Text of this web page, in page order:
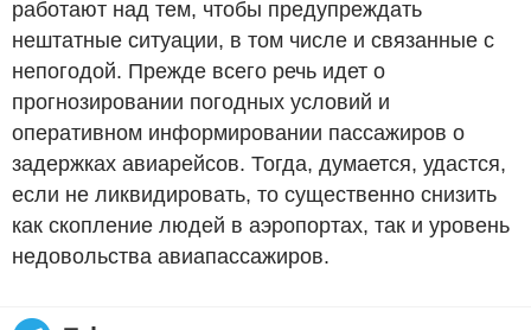
работают над тем, чтобы предупреждать
нештатные ситуации, в том числе и связанные с
непогодой. Прежде всего речь идет о
прогнозировании погодных условий и
оперативном информировании пассажиров о
задержках авиарейсов. Тогда, думается, удастся,
если не ликвидировать, то существенно снизить
как скопление людей в аэропортах, так и уровень
недовольства авиапассажиров.